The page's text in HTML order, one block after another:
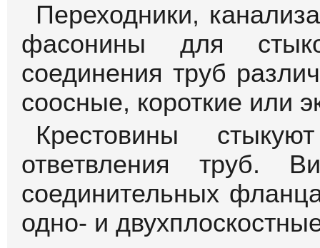
Переходники,
фасонины для
соединения труб
соосные, короткие или
Крестовины
ответвления труб.
соединительных
одно- и